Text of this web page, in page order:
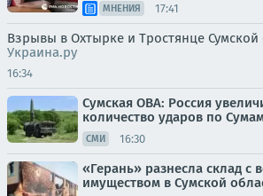
МНЕНИЯ 17:41
Взрывы в Охтырке и Тростянце
Украина.ру
16:34
Сумская ОВА: Россия
количество ударов по
СМИ 16:30
«Герань» разнесла склад с
имуществом в Сумской